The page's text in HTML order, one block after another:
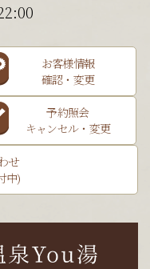
お客様情報
確認・変更
予約照会
キャンセル・変更
せ
中)